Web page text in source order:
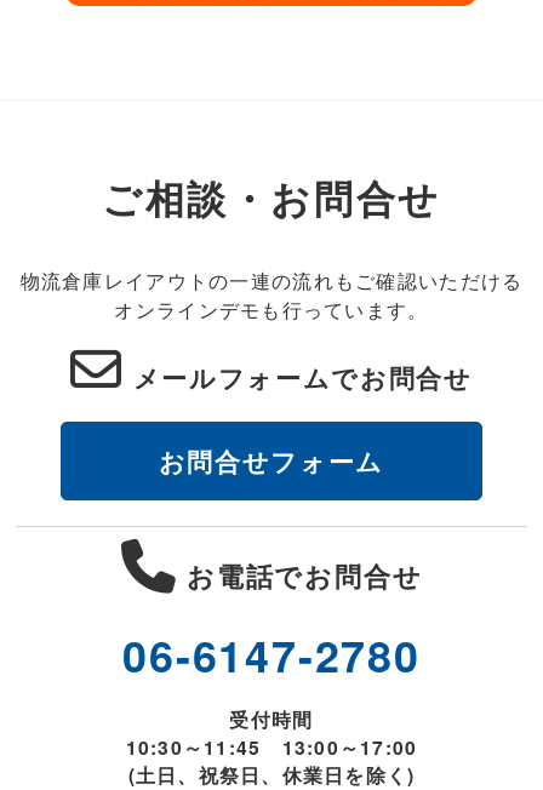
ご相談・お問合せ
物流倉庫レイアウトの一連の流れもご確認いただける
オンラインデモも行っています。
メールフォームでお問合せ
お問合せフォーム
お電話でお問合せ
06-6147-2780
受付時間
10:30～11:45 13:00～17:00
(土日、祝祭日、休業日を除く)